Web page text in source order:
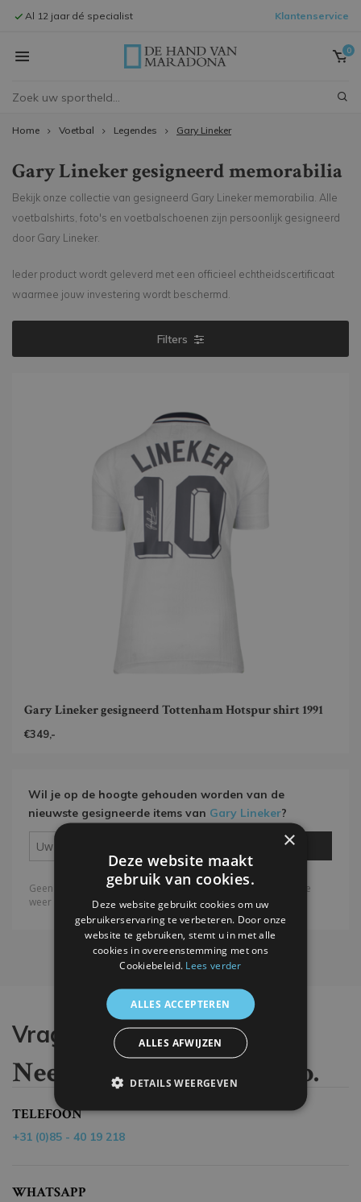
Al 12 jaar dé specialist Klantenservice
0
Home Voetbal Legendes Gary Lineker
Gary Lineker gesigneerd memorabilia
Bekijk onze collectie van gesigneerd Gary Lineker memorabilia. Alle
voetbalshirts, foto's en voetbalschoenen zijn persoonlijk gesigneerd
door Gary Lineker.
Ieder product wordt geleverd met een officieel echtheidscertificaat
waarmee jouw investering wordt beschermd.
Filters
Gary Lineker gesigneerd Tottenham Hotspur shirt 1991
€349,-
Wil je op de hoogte gehouden worden van de
nieuwste gesigneerde items van Gary Lineker?
Vragen?
Neem contact met ons op.
TELEFOON
+31 (0)85 - 40 19 218
WHATSAPP
×
Deze website maakt
gebruik van cookies.
Deze website gebruikt cookies om uw
gebruikerservaring te verbeteren. Door onze
website te gebruiken, stemt u in met alle
cookies in overeenstemming met ons
Cookiebeleid. Lees verder
ALLES ACCEPTEREN
ALLES AFWIJZEN
DETAILS WEERGEVEN